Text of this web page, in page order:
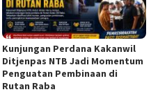
Kunjungan Perdana Kakanwil
Ditjenpas NTB Jadi Momentum
Penguatan Pembinaan di
Rutan Raba